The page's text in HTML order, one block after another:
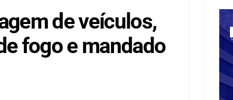
de veículos,
fogo e mandado